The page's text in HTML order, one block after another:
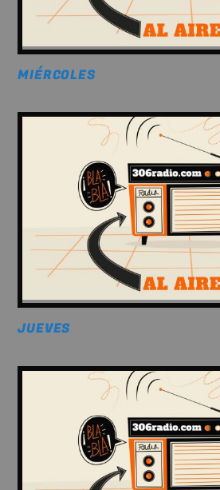
MIÉRCOLES
JUEVES